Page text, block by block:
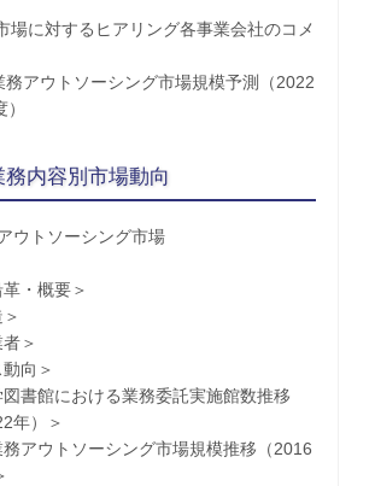
場に対するヒアリング各事業会社のコメ
務アウトソーシング市場規模予測（2022
内容別市場動向
ウトソーシング市場
・概要＞
＞
向＞
館における業務委託実施館数推移
年）＞
ウトソーシング市場規模推移（2016